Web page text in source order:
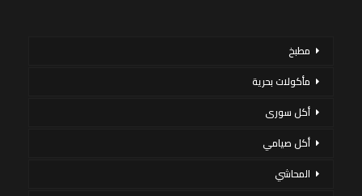
مطبخ
مأكولات بحرية
أكل سورى
أكل صيامي
المحاشي